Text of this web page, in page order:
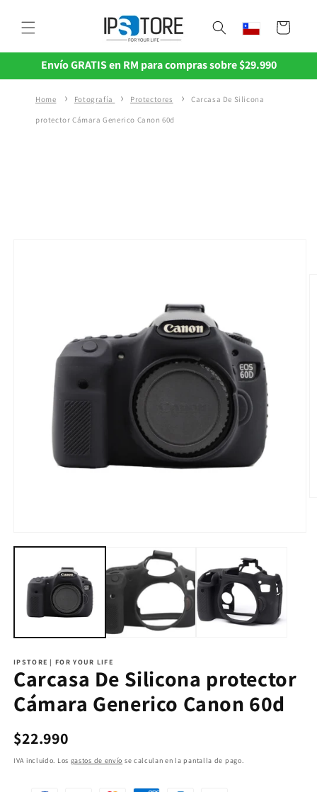
al contenido
Carrito
Envío GRATIS en RM para compras sobre $29.990
Home Fotografía Protectores Carcasa De Silicona
protector Cámara Generico Canon 60d
IPSTORE | FOR YOUR LIFE
Carcasa De Silicona protector
Cámara Generico Canon 60d
Precio
$22.990
IVA incluido. Los gastos de envío se calculan en la pantalla de pago.